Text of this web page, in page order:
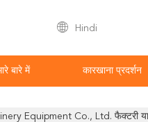
Hindi
बारे में कारखाना प्रदर्शन
Equipment Co., Ltd. फैक्टरी